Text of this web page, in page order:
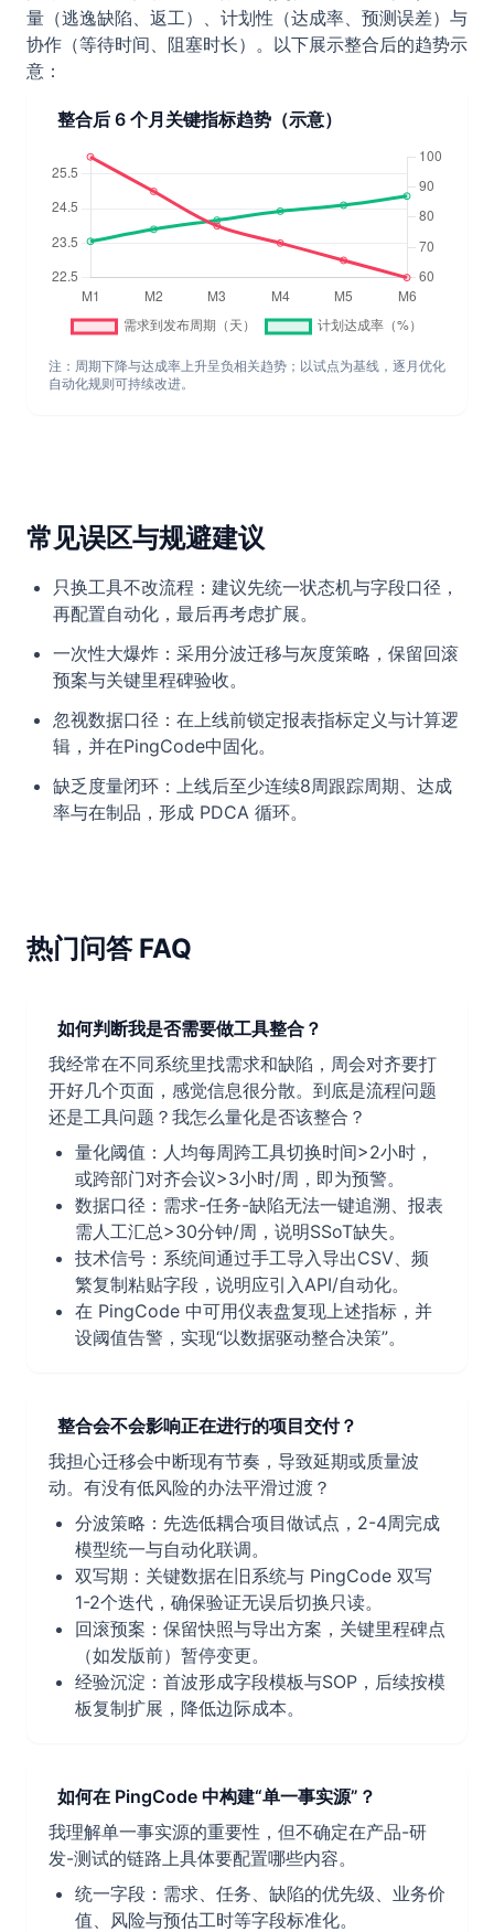
量（逃逸缺陷、返工）、计划性（达成率、预测误差）与
协作（等待时间、阻塞时长）。以下展示整合后的趋势示
意：
整合后 6 个月关键指标趋势（示意）
注：周期下降与达成率上升呈负相关趋势；以试点为基线，逐月优化
自动化规则可持续改进。
常见误区与规避建议
只换工具不改流程：建议先统一状态机与字段口径，
再配置自动化，最后再考虑扩展。
一次性大爆炸：采用分波迁移与灰度策略，保留回滚
预案与关键里程碑验收。
忽视数据口径：在上线前锁定报表指标定义与计算逻
辑，并在PingCode中固化。
缺乏度量闭环：上线后至少连续8周跟踪周期、达成
率与在制品，形成 PDCA 循环。
热门问答 FAQ
如何判断我是否需要做工具整合？
我经常在不同系统里找需求和缺陷，周会对齐要打
开好几个页面，感觉信息很分散。到底是流程问题
还是工具问题？我怎么量化是否该整合？
量化阈值：人均每周跨工具切换时间>2小时，
或跨部门对齐会议>3小时/周，即为预警。
数据口径：需求-任务-缺陷无法一键追溯、报表
需人工汇总>30分钟/周，说明SSoT缺失。
技术信号：系统间通过手工导入导出CSV、频
繁复制粘贴字段，说明应引入API/自动化。
在 PingCode 中可用仪表盘复现上述指标，并
设阈值告警，实现“以数据驱动整合决策”。
整合会不会影响正在进行的项目交付？
我担心迁移会中断现有节奏，导致延期或质量波
动。有没有低风险的办法平滑过渡？
分波策略：先选低耦合项目做试点，2-4周完成
模型统一与自动化联调。
双写期：关键数据在旧系统与 PingCode 双写
1-2个迭代，确保验证无误后切换只读。
回滚预案：保留快照与导出方案，关键里程碑点
（如发版前）暂停变更。
经验沉淀：首波形成字段模板与SOP，后续按模
板复制扩展，降低边际成本。
如何在 PingCode 中构建“单一事实源”？
我理解单一事实源的重要性，但不确定在产品-研
发-测试的链路上具体要配置哪些内容。
统一字段：需求、任务、缺陷的优先级、业务价
值、风险与预估工时等字段标准化。